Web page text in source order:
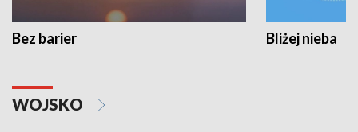
Bez barier Bliżej nieba
WOJSKO